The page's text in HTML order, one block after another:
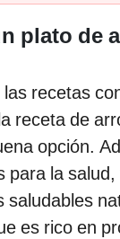
plato de
recetas
receta de
opción.
para la salud,
saludables
es rico en